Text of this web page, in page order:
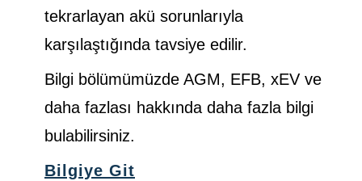
tekrarlayan akü sorunlarıyla
karşılaştığında tavsiye edilir.
Bilgi bölümümüzde AGM, EFB, xEV ve
daha fazlası hakkında daha fazla bilgi
bulabilirsiniz.
Bilgiye Git